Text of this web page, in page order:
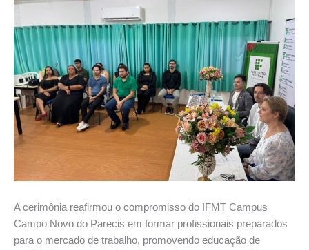
A cerimônia reafirmou o compromisso do IFMT Campus
Campo Novo do Parecis em formar profissionais preparados
para o mercado de trabalho, promovendo educação de